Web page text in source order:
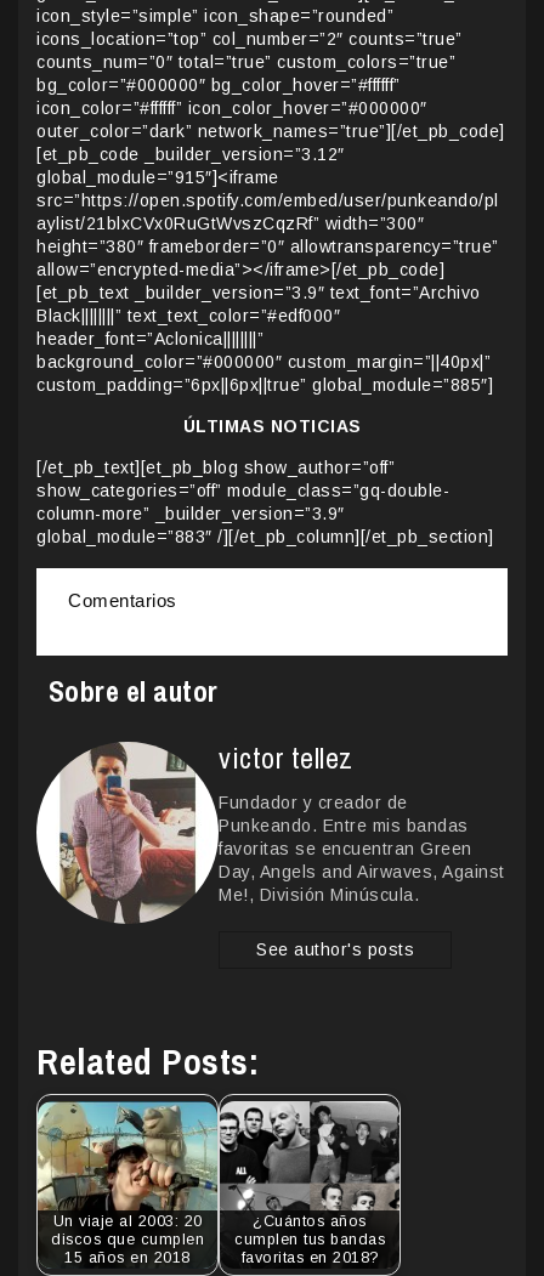
icon_style=”simple” icon_shape=”rounded”
icons_location=”top” col_number=”2″ counts=”true”
counts_num=”0″ total=”true” custom_colors=”true”
bg_color=”#000000″ bg_color_hover=”#ffffff”
icon_color=”#ffffff” icon_color_hover=”#000000″
outer_color=”dark” network_names=”true”][/et_pb_code]
[et_pb_code _builder_version=”3.12″
global_module=”915″]<iframe
src=”https://open.spotify.com/embed/user/punkeando/pl
aylist/21blxCVx0RuGtWvszCqzRf” width=”300″
height=”380″ frameborder=”0″ allowtransparency=”true”
allow=”encrypted-media”></iframe>[/et_pb_code]
[et_pb_text _builder_version=”3.9″ text_font=”Archivo
Black||||||||” text_text_color=”#edf000″
header_font=”Aclonica||||||||”
background_color=”#000000″ custom_margin=”||40px|”
custom_padding=”6px||6px||true” global_module=”885″]
ÚLTIMAS NOTICIAS
[/et_pb_text][et_pb_blog show_author=”off”
show_categories=”off” module_class=”gq-double-
column-more” _builder_version=”3.9″
global_module=”883″ /][/et_pb_column][/et_pb_section]
Comentarios
Sobre el autor
victor tellez
Fundador y creador de
Punkeando. Entre mis bandas
favoritas se encuentran Green
Day, Angels and Airwaves, Against
Me!, División Minúscula.
See author's posts
Related Posts:
Un viaje al 2003: 20
discos que cumplen
15 años en 2018
¿Cuántos años
cumplen tus bandas
favoritas en 2018?